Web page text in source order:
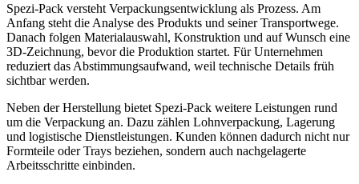
Spezi-Pack versteht Verpackungsentwicklung als Prozess. Am
Anfang steht die Analyse des Produkts und seiner Transportwege.
Danach folgen Materialauswahl, Konstruktion und auf Wunsch eine
3D-Zeichnung, bevor die Produktion startet. Für Unternehmen
reduziert das Abstimmungsaufwand, weil technische Details früh
sichtbar werden.
Neben der Herstellung bietet Spezi-Pack weitere Leistungen rund
um die Verpackung an. Dazu zählen Lohnverpackung, Lagerung
und logistische Dienstleistungen. Kunden können dadurch nicht nur
Formteile oder Trays beziehen, sondern auch nachgelagerte
Arbeitsschritte einbinden.